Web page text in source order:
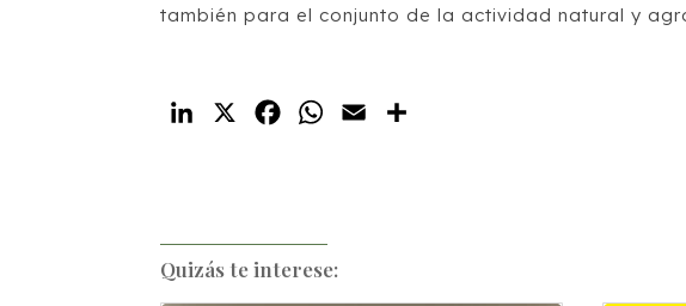
también para el conjunto de la actividad natural y
LinkedIn
X FacebookWhatsApp
Email
Quizás te interese: